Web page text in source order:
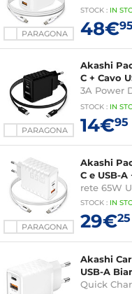
PARAGONA
A 30W
STOCK : IN
48€95
PARAGONA
Akashi
C + Cavo
3A Power
USB-C
STOCK : IN
14€95
PARAGONA
Akashi
C e USB-A
rete 65W
STOCK : IN
29€25
Akashi
USB-A
Quick